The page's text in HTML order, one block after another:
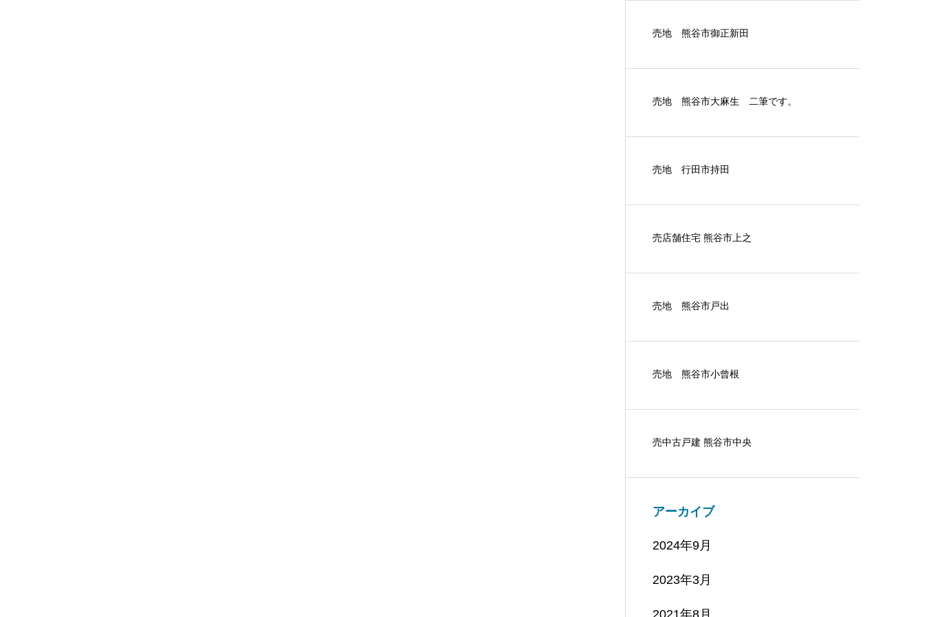
売地 熊谷市御正新田
売地 熊谷市大麻生 二筆です。
売地 行田市持田
売店舗住宅 熊谷市上之
売地 熊谷市戸出
売地 熊谷市小曾根
売中古戸建 熊谷市中央
アーカイブ
2024年9月
2023年3月
2021年8月